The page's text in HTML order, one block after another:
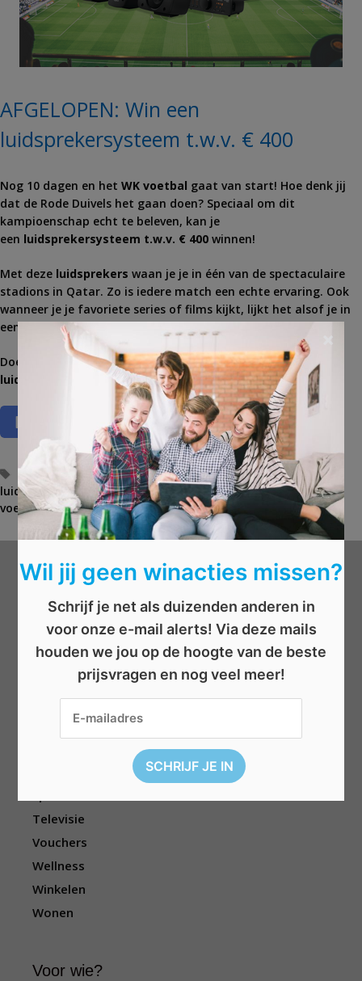
AFGELOPEN: Win een
luidsprekersysteem t.w.v. € 400
Nog 10 dagen en het WK voetbal gaat van start! Hoe denk jij
dat de Rode Duivels het gaan doen? Speciaal om dit
kampioenschap echt te beleven, kan je
een luidsprekersysteem t.w.v. € 400 winnen!
Met deze luidsprekers waan je je in één van de spectaculaire
stadions in Qatar. Zo is iedere match een echte ervaring. Ook
wanneer je je favoriete series of films kijkt, lijkt het alsof je in
een cinemazaal zit. Doe mee en ontdek het zelf.
Doe mee en maak kans op een fantastisch
luidsprekersysteem!
a
g
boxen, geluid,kwaliteit,luidspreker,luidsprekers,
luidsprekersysteem,sound,soundbar,voetbalmatch,WK-
voetbal
Wat wil je winnen?
Beauty
Boeken
Elektronica
Eten/drinken
Televisie
Vouchers
Wellness
Winkelen
Wonen
Voor wie?
Wil jij geen winacties missen?
Schrijf je net als duizenden anderen in
voor onze e-mail alerts! Via deze mails
houden we jou op de hoogte van de beste
prijsvragen en nog veel meer!